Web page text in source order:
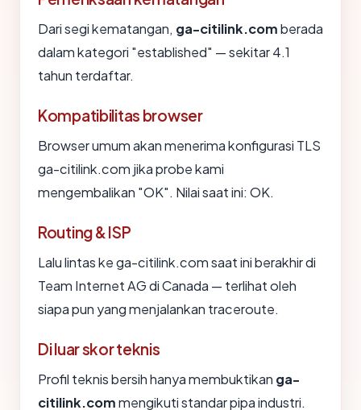
Dari segi kematangan, ga-citilink.comberada
dalam kategori "established" — sekitar 4.1
tahun terdaftar.
Kompatibilitas browser
Browser umum akan menerima konfigurasi TLS
ga-citilink.com jika probe kami
mengembalikan "OK". Nilai saat ini: OK.
Routing & ISP
Lalu lintas ke ga-citilink.com saat ini berakhir di
Team Internet AG di Canada — terlihat oleh
siapa pun yang menjalankan traceroute.
Di luar skor teknis
Profil teknis bersih hanya membuktikan ga-
citilink.commengikuti standar pipa industri.